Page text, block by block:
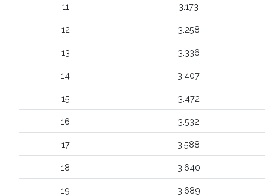
11 3.173
12 3.258
13 3.336
14 3.407
15 3.472
16 3.532
17 3.588
18 3.640
19 3.689